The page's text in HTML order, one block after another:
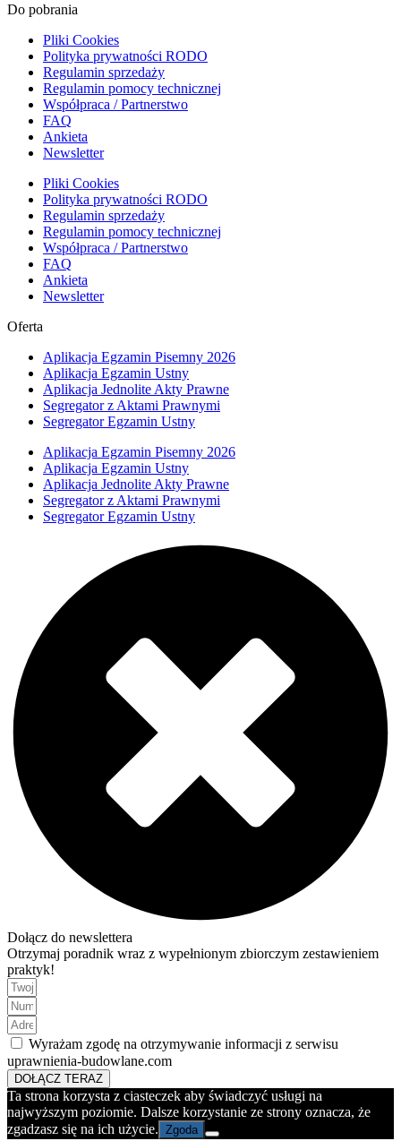
Do pobrania
Pliki Cookies
Polityka prywatności RODO
Regulamin sprzedaży
Regulamin pomocy technicznej
Współpraca / Partnerstwo
FAQ
Ankieta
Newsletter
Pliki Cookies
Polityka prywatności RODO
Regulamin sprzedaży
Regulamin pomocy technicznej
Współpraca / Partnerstwo
FAQ
Ankieta
Newsletter
Oferta
Aplikacja Egzamin Pisemny 2026
Aplikacja Egzamin Ustny
Aplikacja Jednolite Akty Prawne
Segregator z Aktami Prawnymi
Segregator Egzamin Ustny
Aplikacja Egzamin Pisemny 2026
Aplikacja Egzamin Ustny
Aplikacja Jednolite Akty Prawne
Segregator z Aktami Prawnymi
Segregator Egzamin Ustny
Dołącz do newslettera
Otrzymaj poradnik wraz z wypełnionym zbiorczym zestawieniem
praktyk!
Wyrażam zgodę na otrzymywanie informacji z serwisu
uprawnienia-budowlane.com
DOŁĄCZ TERAZ
Ta strona korzysta z ciasteczek aby świadczyć usługi na
najwyższym poziomie. Dalsze korzystanie ze strony oznacza, że
zgadzasz się na ich użycie. Zgoda